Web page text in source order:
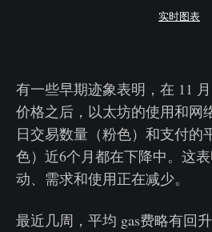
实时图表
有一些早期迹象表明，在 11
价格之后，以太坊的使用和网
日交易数量（粉色）和支付的
色）近6个月都在下降中。这
动、需求和使用正在减少。
最近几周，平均 gas费略有回